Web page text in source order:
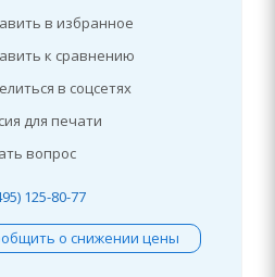
в избранное
к сравнению
в соцсетях
для печати
вопрос
125-80-77
о снижении цены